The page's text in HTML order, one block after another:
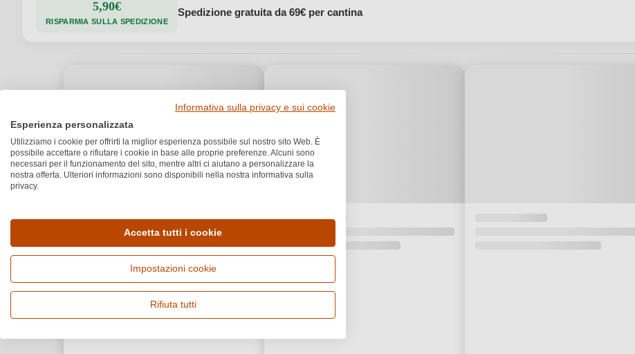
5,90€
RISPARMIA SULLA SPEDIZIONE
Spedizione gratuita da 69€ per cantina
Informativa sulla privacy e sui cookie
Esperienza personalizzata
Utilizziamo i cookie per offrirti la miglior esperienza possibile sul nostro sito Web. È
possibile accettare o rifiutare i cookie in base alle proprie preferenze. Alcuni sono
necessari per il funzionamento del sito, mentre altri ci aiutano a personalizzare la
nostra offerta. Ulteriori informazioni sono disponibili nella nostra informativa sulla
privacy.
Accetta tutti i cookie
Impostazioni cookie
Rifiuta tutti